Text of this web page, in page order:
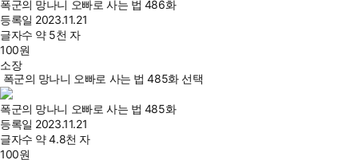
폭군의 망나니 오빠로 사는 법 486화
등록일 2023.11.21
글자수 약 5천 자
100원
소장
폭군의 망나니 오빠로 사는 법 485화 선택
폭군의 망나니 오빠로 사는 법 485화
등록일 2023.11.21
글자수 약 4.8천 자
100원